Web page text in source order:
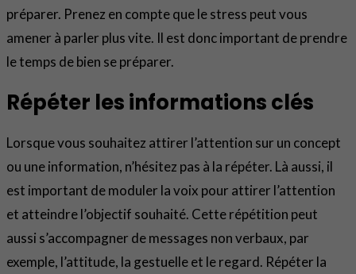
préparer. Prenez en compte que le stress peut vous
amener à parler plus vite. Il est donc important de prendre
le temps de bien se préparer.
Répéter les informations clés
Lorsque vous souhaitez attirer l’attention sur un concept
ou une information, n’hésitez pas à la répéter. Là aussi, il
est important de moduler la voix pour attirer l’attention
et atteindre l’objectif souhaité. Cette répétition peut
aussi s’accompagner de messages non verbaux, par
exemple, l’attitude, la gestuelle et le regard. Répéter la